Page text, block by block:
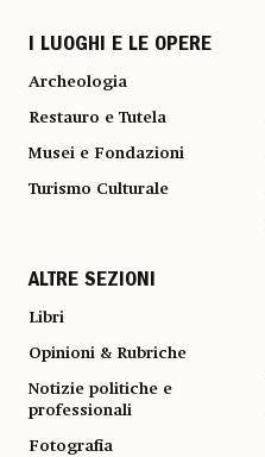
I LUOGHI E LE OPERE
Archeologia
Restauro e Tutela
Musei e Fondazioni
Turismo Culturale
ALTRE SEZIONI
Libri
Opinioni & Rubriche
Notizie politiche e
professionali
Fotografia